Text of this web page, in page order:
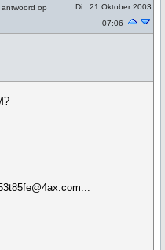
antwoord op
Di., 21 Oktober 2003
07:06